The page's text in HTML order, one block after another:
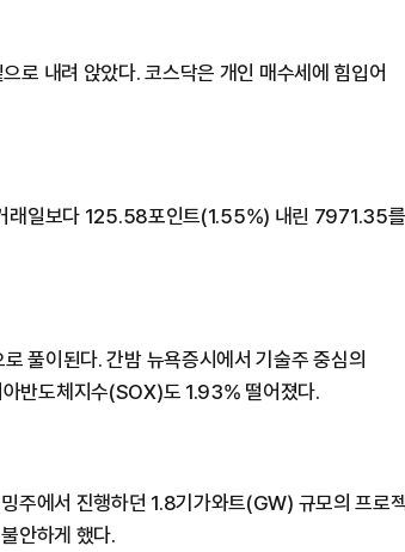
로 내려 앉았다. 코스닥은 개인 매수세에 힘입어
래일보다 125.58포인트(1.55%) 내린 7971.35를
풀이된다. 간밤 뉴욕증시에서 기술주 중심의
반도체지수(SOX)도 1.93% 떨어졌다.
주에서 진행하던 1.8기가와트(GW) 규모의 프로
안하게 했다.